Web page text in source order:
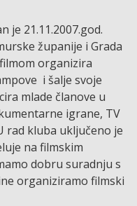
je 21.11.2007.god.
županije i Grada
organizira
i šalje svoje
mlade članove u
igrane, TV
rad kluba uključeno je
na filmskim
dobru suradnju s
organiziramo filmski